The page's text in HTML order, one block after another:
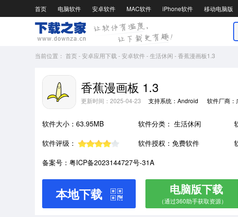
首页 电脑软件 安卓软件 MAC软件 iPhone软件 移动电脑版
当前位置： 首页-安卓应用下载 -安卓软件-生活休闲 -香蕉漫画板1.3
香蕉漫画板 1.3
更新时间：2025-04-23 支持系统：Android 软件厂商：
软件大小：63.95MB 软件分类： 生活休闲
软件评级：
软件授权：免费软件
备案号：粤ICP备2023144727号-31A
本地下载 电脑版下载
（通过360助手获取资源）